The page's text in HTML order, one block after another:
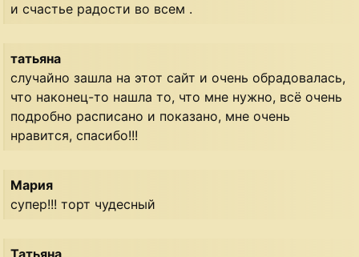
и счастье радости во всем .
татьяна
случайно зашла на этот сайт и очень обрадовалась,
что наконец-то нашла то, что мне нужно, всё очень
подробно расписано и показано, мне очень
нравится, спасибо!!!
Мария
супер!!! торт чудесный
Татьяна